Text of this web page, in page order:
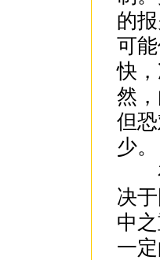
的
可
快
然
但
少。
在
决
中
一